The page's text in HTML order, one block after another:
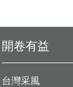
開卷有益
台灣采風